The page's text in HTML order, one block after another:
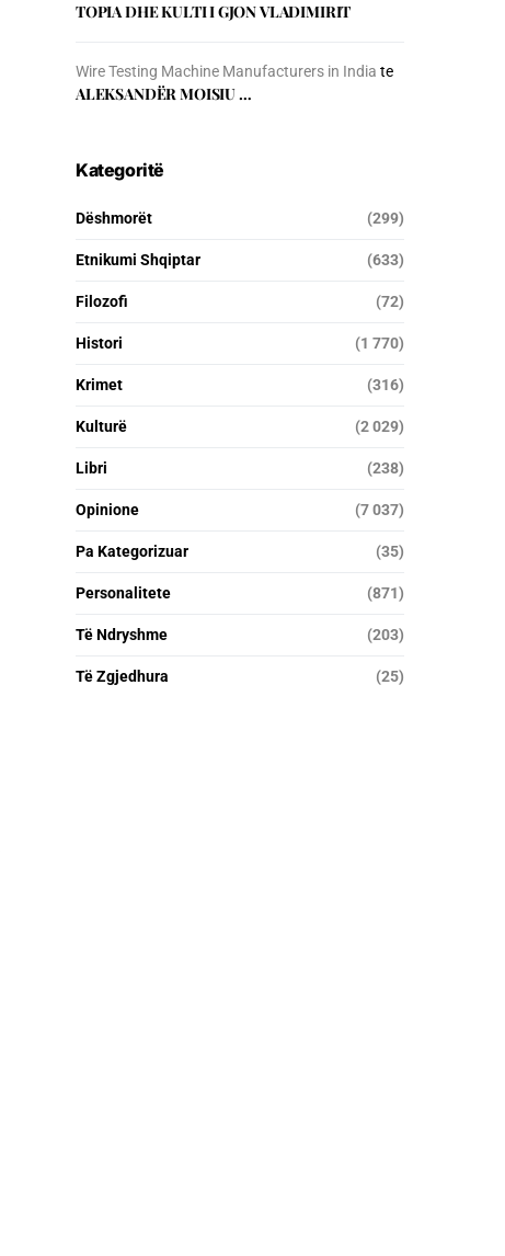
TOPIA DHE KULTI I GJON VLADIMIRIT
Wire Testing Machine Manufacturers in India te
ALEKSANDËR MOISIU …
Kategoritë
Dëshmorët (299)
Etnikumi Shqiptar (633)
Filozofi (72)
Histori (1 770)
Krimet (316)
Kulturë (2 029)
Libri (238)
Opinione (7 037)
Pa Kategorizuar (35)
Personalitete (871)
Të Ndryshme (203)
Të Zgjedhura (25)